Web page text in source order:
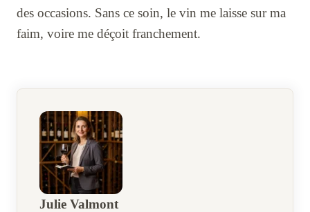
des occasions. Sans ce soin, le vin me laisse sur ma
faim, voire me déçoit franchement.
Julie Valmont